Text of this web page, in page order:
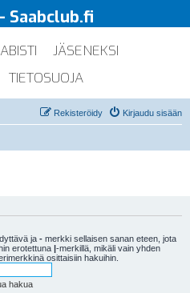
Saabclub.fi
JÄSENEKSI
TIETOSUOJA
Kirjaudu sisään
Rekisteröidy
ja - merkki sellaisen sanan eteen, jota
erotettuna |-merkillä, mikäli vain yhden
osittaisiin hakuihin.
hakua